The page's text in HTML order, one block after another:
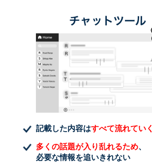
記載した内容はすべて流れていく
多くの話題が入り乱れるため、
必要な情報を追いきれない